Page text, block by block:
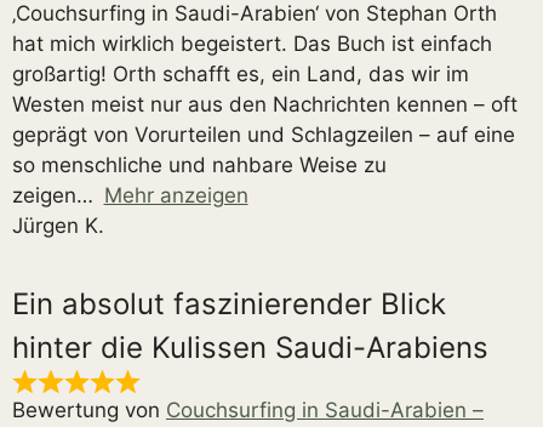
‚Couchsurfing in Saudi-Arabien‘ von Stephan Orth
hat mich wirklich begeistert. Das Buch ist einfach
großartig! Orth schafft es, ein Land, das wir im
Westen meist nur aus den Nachrichten kennen – oft
geprägt von Vorurteilen und Schlagzeilen – auf eine
so menschliche und nahbare Weise zu
zeigen
Mehr anzeigen
Jürgen K.
Ein absolut faszinierender Blick
hinter die Kulissen Saudi-Arabiens
Bewertung von Couchsurfing in Saudi-Arabien –